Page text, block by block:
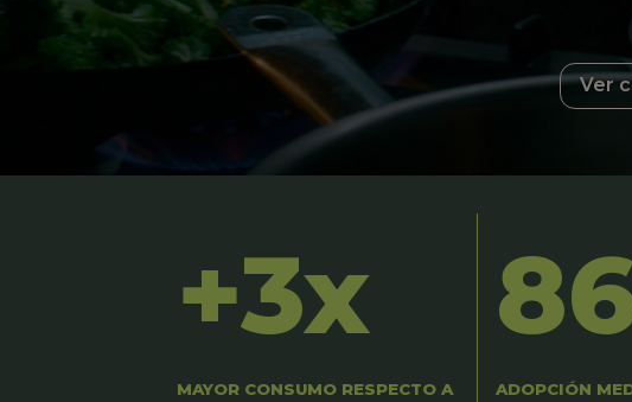
Ver
+3x
MAYOR CONSUMO RESPECTO A
ADOPCIÓN